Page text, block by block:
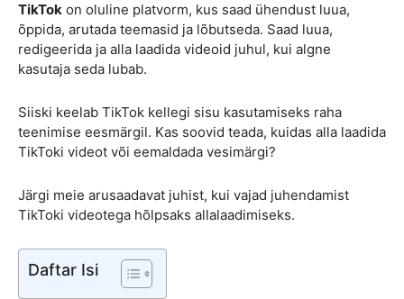
TikTok on oluline platvorm, kus saad ühendust luua,
õppida, arutada teemasid ja lõbutseda. Saad luua,
redigeerida ja alla laadida videoid juhul, kui algne
kasutaja seda lubab.
Siiski keelab TikTok kellegi sisu kasutamiseks raha
teenimise eesmärgil. Kas soovid teada, kuidas alla laadida
TikToki videot või eemaldada vesimärgi?
Järgi meie arusaadavat juhist, kui vajad juhendamist
TikToki videotega hõlpsaks allalaadimiseks.
Daftar Isi